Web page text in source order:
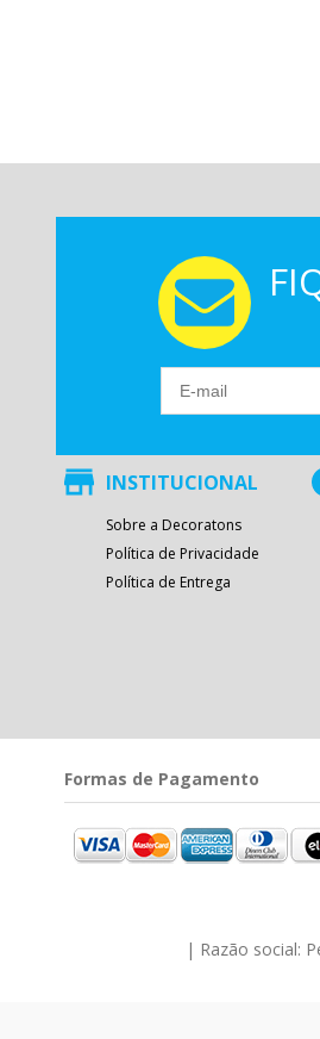
INSTITUCIONAL
Sobre a Decoratons
Política de Privacidade
Política de Entrega
Formas de Pagamento
| Razão social: